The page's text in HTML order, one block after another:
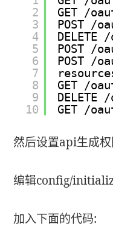
2
3
4
5
6
7
8
9
10
GET /
POST /
DELETE /
POST /
POST /
GET /
DELETE /
GET /
然后设置api生成权
编辑config/
加入下面的代码: